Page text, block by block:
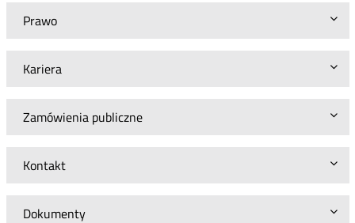
Prawo
Kariera
Zamówienia publiczne
Kontakt
Dokumenty
z
siedzibą